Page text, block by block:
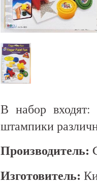
В набор входят:
штампики
Производитель:
Изготовитель: